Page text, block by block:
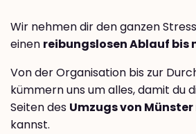
Wir nehmen dir den ganzen
einen reibungslosen Ablauf bis
Von der Organisation bis zur
kümmern uns um alles, damit du
Seiten des Umzugs von Münster
kannst.